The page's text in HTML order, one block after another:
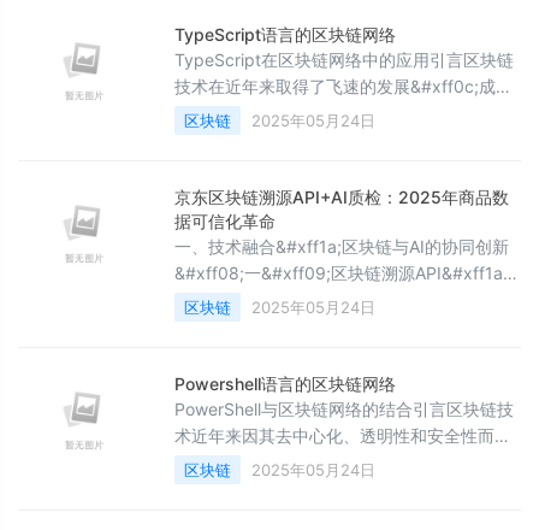
是通过去中心化、透明和不可篡改的方式来记
录和验证交易&#xff0c;这为众多行业的数字化
转型提供了新的可能性。本文将深入探讨区块
链技术的基本原理与特性&#xff0c;分析其
TypeScript语言的区块链网络
TypeScript在区块链网络中的应用引言区块链
技术在近年来取得了飞速的发展&#xff0c;成为
金融、供应链、身份验证等领域中的重要基
石。随着技术的发展&#xff0c;编程语言的选择
型安全和现代化的特性&#xff0c;正在逐渐成为
开发区块链应用的重要工具。本文将探讨
TypeScript在区块链网络中的应用、优势以及
发展前景。一、区块链技术
区块链 2025年05月24日
京东区块链溯源API+AI质检：2025年商品数
据可信化革命
一、技术融合&#xff1a;区块链与AI的协同创新
&#xff08;一&#xff09;区块链溯源API&#xff1a;
构建不可篡改的数据底座京东区块链溯源API的
核心价值在于其基于分布式账本技术&#xff0c;
输到终端销售的全链条数据上链。 多节点存证
与智能合约&#xff1a; 以京东生鲜冷链物流为例
&#xff0c;在运输车辆上部署的传感器通过API
实时采集
区块链 2025年05月24日
Powershell语言的区块链网络
PowerShell与区块链网络的结合引言区块链技
术近年来因其去中心化、透明性和安全性而受
到广泛关注。在众多编程语言和技术框架中
&#xff0c;PowerShell作为一种强大的脚本语言
区块链 2025年05月24日